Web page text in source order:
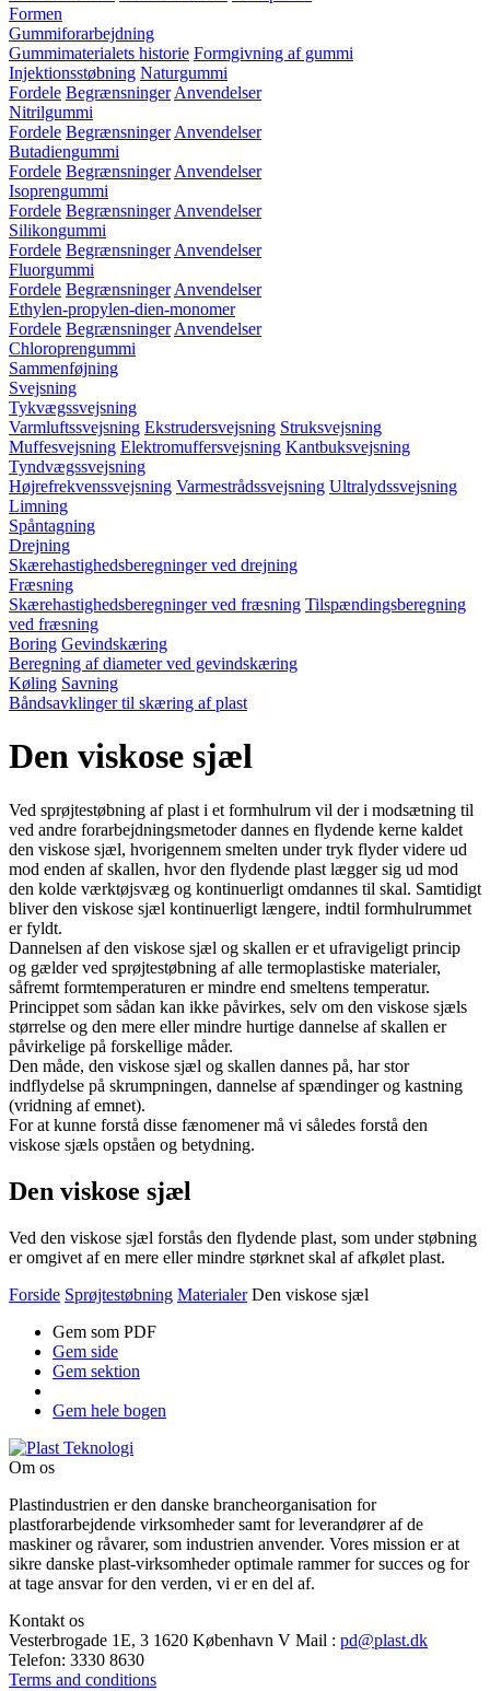
Formen
Gummiforarbejdning
Gummimaterialets historie Formgivning af gummi
Injektionsstøbning Naturgummi
Fordele Begrænsninger Anvendelser
Nitrilgummi
Fordele Begrænsninger Anvendelser
Butadiengummi
Fordele Begrænsninger Anvendelser
Isoprengummi
Fordele Begrænsninger Anvendelser
Silikongummi
Fordele Begrænsninger Anvendelser
Fluorgummi
Fordele Begrænsninger Anvendelser
Ethylen-propylen-dien-monomer
Fordele Begrænsninger Anvendelser
Chloroprengummi
Sammenføjning
Svejsning
Tykvægssvejsning
Varmluftssvejsning Ekstrudersvejsning Struksvejsning
Muffesvejsning Elektromuffersvejsning Kantbuksvejsning
Tyndvægssvejsning
Højrefrekvenssvejsning Varmestrådssvejsning Ultralydssvejsning
Limning
Spåntagning
Drejning
Skærehastighedsberegninger ved drejning
Fræsning
Skærehastighedsberegninger ved fræsning Tilspændingsberegning
ved fræsning
Boring Gevindskæring
Beregning af diameter ved gevindskæring
Køling Savning
Båndsavklinger til skæring af plast
Den viskose sjæl
Ved sprøjtestøbning af plast i et formhulrum vil der i modsætning til
ved andre forarbejdningsmetoder dannes en flydende kerne kaldet
den viskose sjæl, hvorigennem smelten under tryk flyder videre ud
mod enden af skallen, hvor den flydende plast lægger sig ud mod
den kolde værktøjsvæg og kontinuerligt omdannes til skal. Samtidigt
bliver den viskose sjæl kontinuerligt længere, indtil formhulrummet
er fyldt.
Dannelsen af den viskose sjæl og skallen er et ufravigeligt princip
og gælder ved sprøjtestøbning af alle termoplastiske materialer,
såfremt form­temperaturen er mindre end smeltens temperatur.
Princippet som sådan kan ikke påvirkes, selv om den viskose sjæls
størrelse og den mere eller mindre hurtige dannelse af skallen er
påvirkelige på forskellige måder.
Den måde, den viskose sjæl og skallen dannes på, har stor
indflydelse på skrumpningen, dannelse af spændinger og kastning
(vridning af emnet).
For at kunne forstå disse fænomener må vi således forstå den
viskose sjæls opståen og betydning.
Den viskose sjæl
Ved den viskose sjæl forstås den flydende plast, som under støbning
er omgivet af en mere eller mindre størknet skal af afkølet plast.
Forside Sprøjtestøbning Materialer Den viskose sjæl
Gem som PDF
Gem side
Gem sektion
Gem hele bogen
Om os
Plastindustrien er den danske brancheorganisation for
plastforarbejdende virksomheder samt for leverandører af de
maskiner og råvarer, som industrien anvender. Vores mission er at
sikre danske plast-virksomheder optimale rammer for succes og for
at tage ansvar for den verden, vi er en del af.
Kontakt os
Vesterbrogade 1E, 3 1620 København V Mail : pd@plast.dk
Telefon: 3330 8630
Terms and conditions